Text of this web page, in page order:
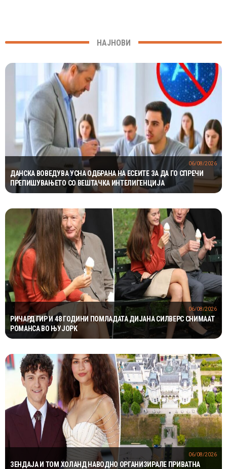
НАЈНОВИ
ДАНСКА ВОВЕДУВА УСНА ОДБРАНА НА ЕСЕИТЕ ЗА ДА ГО СПРЕЧИ
ПРЕПИШУВАЊЕТО СО ВЕШТАЧКА ИНТЕЛИГЕНЦИЈА
06/08/2026
РИЧАРД ГИР И 48 ГОДИНИ ПОМЛАДАТА ДИЈАНА СИЛВЕРС СНИМААТ
РОМАНСА ВО ЊУЈОРК
06/08/2026
ЗЕНДАЈА И ТОМ ХОЛАНД НАВОДНО ОРГАНИЗИРАЛЕ ПРИВАТНА
06/08/2026